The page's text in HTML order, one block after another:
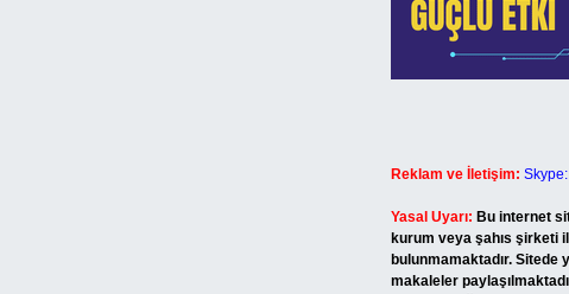
Reklam ve İletişim:
Yasal Uyarı: Bu internet
kurum veya şahıs şirketi
bulunmamaktadır. Sitede
makaleler